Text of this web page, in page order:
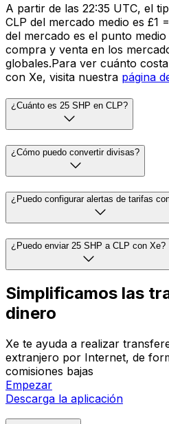
A partir de las 22:35 UTC, el
CLP del mercado medio es £1
del mercado es el punto
compra y venta en los
globales.Para ver cuánto
con Xe, visita nuestra página
¿Cuánto es 25 SHP en CLP?
¿Cómo puedo convertir divisas?
¿Puedo configurar alertas de tarifas
¿Puedo enviar 25 SHP a CLP con Xe?
Simplificamos las
dinero
Xe te ayuda a realizar
extranjero por Internet, de
comisiones bajas
Empezar
Descarga la aplicación